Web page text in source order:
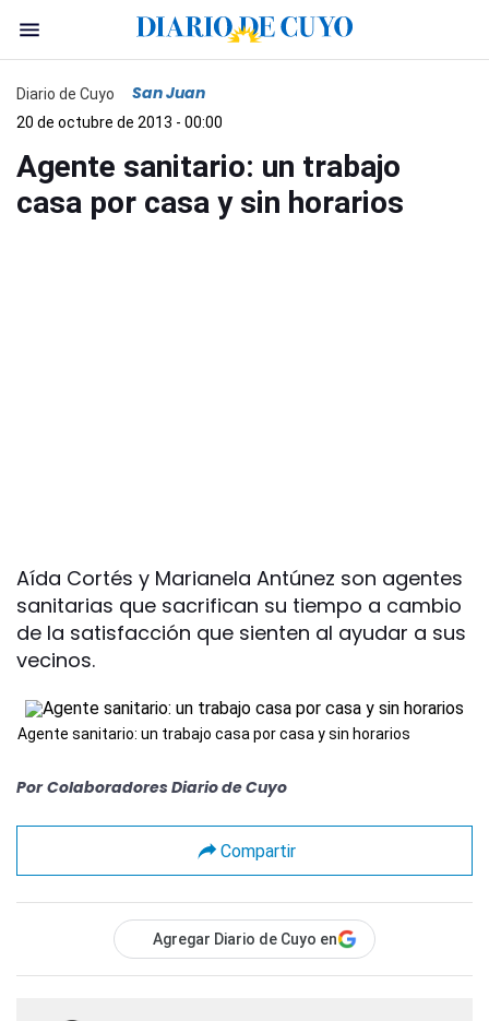
Diario de Cuyo San Juan
20 de octubre de 2013 - 00:00
Agente sanitario: un trabajo
casa por casa y sin horarios
Aída Cortés y Marianela Antúnez son agentes
sanitarias que sacrifican su tiempo a cambio
de la satisfacción que sienten al ayudar a sus
vecinos.
Agente sanitario: un trabajo casa por casa y sin horarios
Por Colaboradores Diario de Cuyo
Compartir
Agregar Diario de Cuyo en